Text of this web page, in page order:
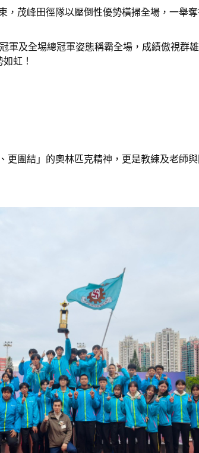
茂峰田徑隊以壓倒性優勢橫掃全場，一舉
及全埸總冠軍姿態稱霸全場，成績傲視群
虹！
團結」的奧林匹克精神，更是教練及老師